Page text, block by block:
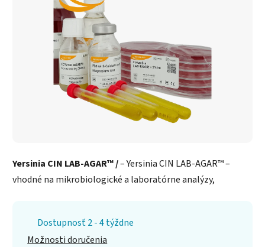
Yersinia CIN LAB-AGAR™ /– Yersinia CIN LAB-AGAR™ –
vhodné na mikrobiologické a laboratórne analýzy,
Dostupnosť 2 - 4 týždne
Možnosti doručenia